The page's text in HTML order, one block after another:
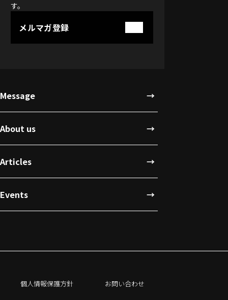
す。
メルマガ登録
Message
About us
Articles
Events
個人情報保護方針 お問い合わせ